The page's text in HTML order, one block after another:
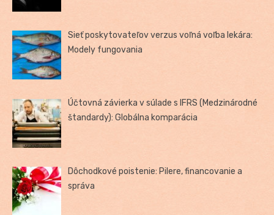
Sieť poskytovateľov verzus voľná voľba lekára:
Modely fungovania
Účtovná závierka v súlade s IFRS (Medzinárodné
štandardy): Globálna komparácia
Dôchodkové poistenie: Pilere, financovanie a
správa